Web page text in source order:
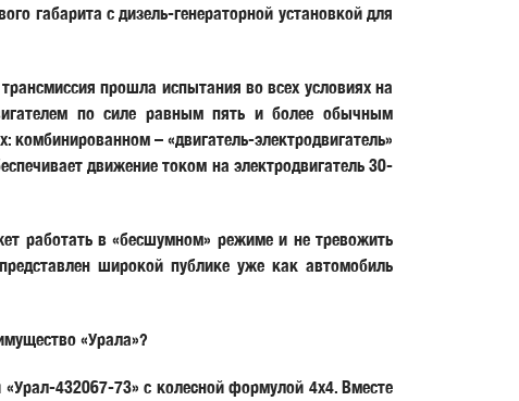
габарита с дизель-генераторной установкой для
прошла испытания во всех условиях на
по силе равным пять и более обычным
комбинированном – «двигатель-электродвигатель»
движение током на электродвигатель 30-
работать в «бесшумном» режиме и не тревожить
широкой публике уже как автомобиль
«Урала»?
432067-73» с колеcной формулой 4х4. Вместе